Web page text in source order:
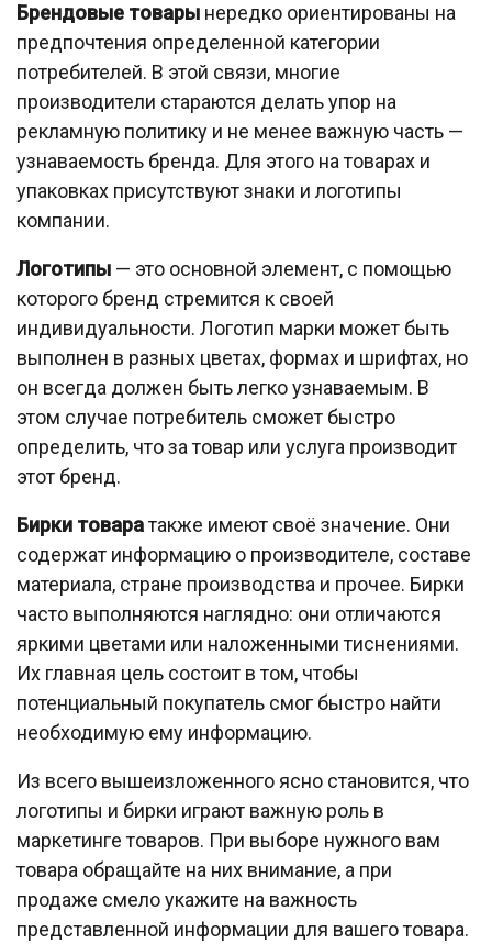
Брендовые товары нередко ориентированы на
предпочтения определенной категории
потребителей. В этой связи, многие
производители стараются делать упор на
рекламную политику и не менее важную часть —
узнаваемость бренда. Для этого на товарах и
упаковках присутствуют знаки и логотипы
компании.
Логотипы — это основной элемент, с помощью
которого бренд стремится к своей
индивидуальности. Логотип марки может быть
выполнен в разных цветах, формах и шрифтах, но
он всегда должен быть легко узнаваемым. В
этом случае потребитель сможет быстро
определить, что за товар или услуга производит
этот бренд.
Бирки товаратакже имеют своё значение. Они
содержат информацию о производителе, составе
материала, стране производства и прочее. Бирки
часто выполняются наглядно: они отличаются
яркими цветами или наложенными тиснениями.
Их главная цель состоит в том, чтобы
потенциальный покупатель смог быстро найти
необходимую ему информацию.
Из всего вышеизложенного ясно становится, что
логотипы и бирки играют важную роль в
маркетинге товаров. При выборе нужного вам
товара обращайте на них внимание, а при
продаже смело укажите на важность
представленной информации для вашего товара.